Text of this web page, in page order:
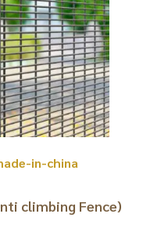
in-china
climbing Fence)